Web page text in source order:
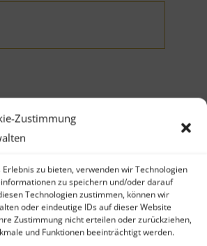
Zustimmung
zu bieten, verwenden wir Technologien
zu speichern und/oder darauf
Technologien zustimmen, können wir
oder eindeutige IDs auf dieser Website
Zustimmung nicht erteilen oder zurückziehen,
und Funktionen beeinträchtigt werden.